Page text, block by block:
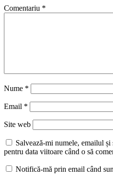
Comentariu *
Nume *
Email *
Site web
Salvează-mi numele, emailul
pentru data viitoare când o să
Notifică-mă prin email când